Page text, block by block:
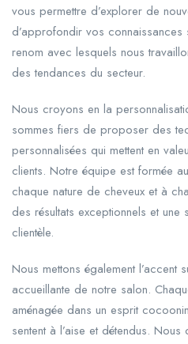
vous permettre d’explorer de
d’approfondir vos
renom avec lesquels nous
des tendances du secteur.
Nous croyons en la
sommes fiers de proposer des
personnalisées qui mettent en
clients. Notre équipe est formée
chaque nature de cheveux et à
des résultats exceptionnels et une
clientèle.
Nous mettons également l’accent
accueillante de notre salon.
aménagée dans un esprit
sentent à l’aise et détendus.